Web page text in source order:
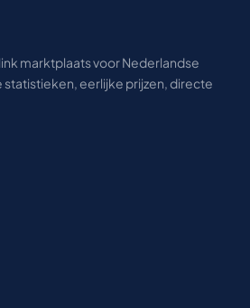
marktplaats voor Nederlandse
statistieken, eerlijke prijzen, directe